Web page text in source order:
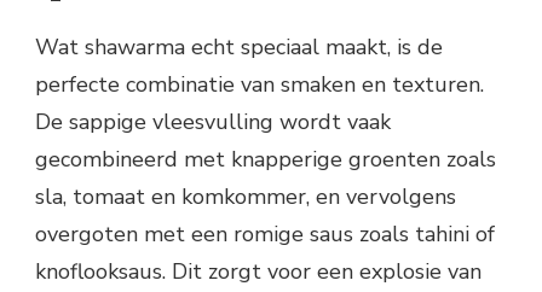
Wat shawarma echt speciaal maakt, is de
perfecte combinatie van smaken en texturen.
De sappige vleesvulling wordt vaak
gecombineerd met knapperige groenten zoals
sla, tomaat en komkommer, en vervolgens
overgoten met een romige saus zoals tahini of
knoflooksaus. Dit zorgt voor een explosie van